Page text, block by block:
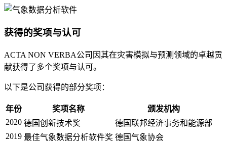
获得的奖项与认可
ACTA NON VERBA公司因其在灾害模拟与预测领域的卓越贡
献获得了多个奖项与认可。
以下是公司获得的部分奖项：
年份 奖项名称
颁发机构
2020 德国创新技术奖
德国联邦经济事务和能源部
2019 最佳气象数据分析软件奖 德国气象协会